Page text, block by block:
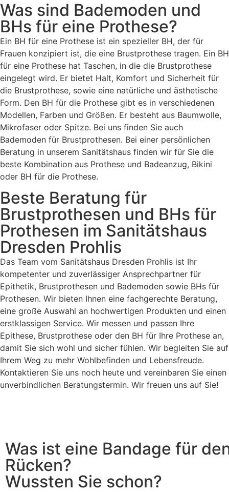
Was sind Bademoden und
BHs für eine Prothese?
Ein BH für eine Prothese ist ein spezieller BH, der für
Frauen konzipiert ist, die eine Brustprothese tragen. Ein BH
für eine Prothese hat Taschen, in die die Brustprothese
eingelegt wird. Er bietet Halt, Komfort und Sicherheit für
die Brustprothese, sowie eine natürliche und ästhetische
Form. Den BH für die Prothese gibt es in verschiedenen
Modellen, Farben und Größen. Er besteht aus Baumwolle,
Mikrofaser oder Spitze. Bei uns finden Sie auch
Bademoden für Brustprothesen. Bei einer persönlichen
Beratung in unserem Sanitätshaus finden wir für Sie die
beste Kombination aus Prothese und Badeanzug, Bikini
oder BH für die Prothese.
Beste Beratung für
Brustprothesen und BHs für
Prothesen im Sanitätshaus
Dresden Prohlis
Das Team vom Sanitätshaus Dresden Prohlis ist Ihr
kompetenter und zuverlässiger Ansprechpartner für
Epithetik, Brustprothesen und Bademoden sowie BHs für
Prothesen. Wir bieten Ihnen eine fachgerechte Beratung,
eine große Auswahl an hochwertigen Produkten und einen
erstklassigen Service. Wir messen und passen Ihre
Epithese, Brustprothese oder den BH für Ihre Prothese an,
damit Sie sich wohl und sicher fühlen. Wir begleiten Sie auf
Ihrem Weg zu mehr Wohlbefinden und Lebensfreude.
Kontaktieren Sie uns noch heute und vereinbaren Sie einen
unverbindlichen Beratungstermin. Wir freuen uns auf Sie!
Was ist eine Bandage für
Rücken?
Wussten Sie schon?